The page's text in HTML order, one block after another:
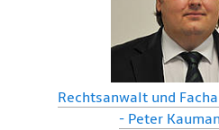
Rechtsanwalt und
- Peter